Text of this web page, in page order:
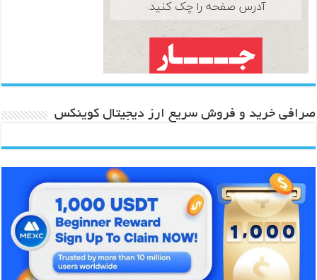
صرافی خرید و فروش سریع ارز دیجیتال کوینکس